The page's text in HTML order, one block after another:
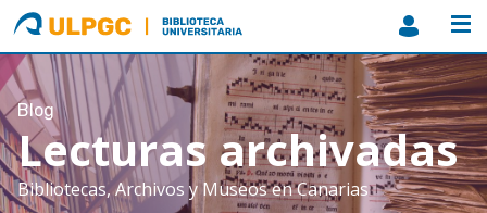
ULPGC
Biblioteca
ULPGC
Blog
Lecturas archivadas
Bibliotecas, Archivos y Museos en Canarias